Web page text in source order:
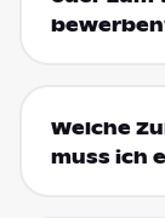
Welche
muss ich